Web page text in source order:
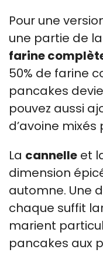
Pour une
une partie de
farine
50% de farine
pancakes
pouvez aussi
d’avoine
La cannelle et
dimension
automne. Une
chaque suffit
marient
pancakes aux